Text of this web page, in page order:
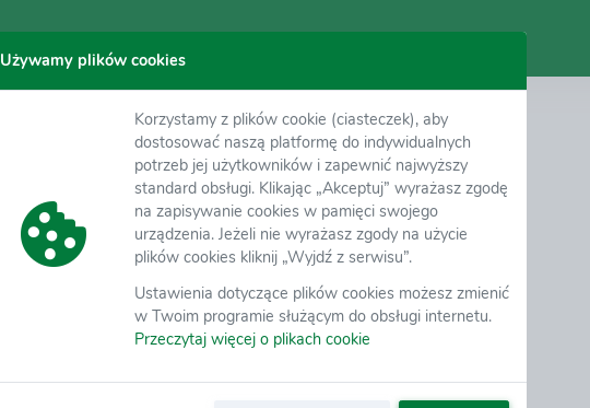
Używamy plików cookies
Korzystamy z plików cookie (ciasteczek), aby
dostosować naszą platformę do indywidualnych
potrzeb jej użytkowników i zapewnić najwyższy
standard obsługi. Klikając „Akceptuj” wyrażasz zgodę
na zapisywanie cookies w pamięci swojego
urządzenia. Jeżeli nie wyrażasz zgody na użycie
plików cookies kliknij „Wyjdź z serwisu”.
Ustawienia dotyczące plików cookies możesz zmienić
w Twoim programie służącym do obsługi internetu.
Przeczytaj więcej o plikach cookie
Wyślij